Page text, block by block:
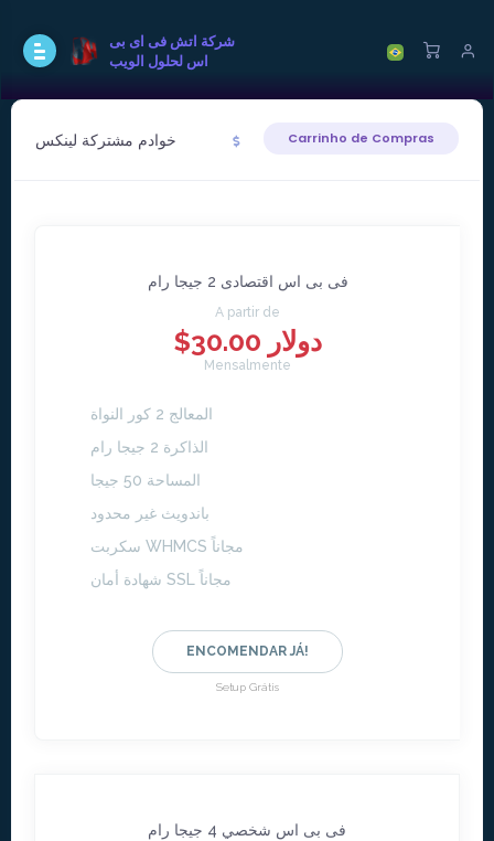
شركة اتش فى اى بى
اس لحلول الويب
خوادم مشتركة لينكس Carrinho de Compras
فى بى اس اقتصادى 2 جيجا رام
A partir de
$30.00 دولار
Mensalmente
المعالج 2 كور النواة
الذاكرة 2 جيجا رام
المساحة 50 جيجا
باندويث غير محدود
سكربت WHMCS مجاناً
شهادة أمان SSL مجاناً
ENCOMENDAR JÁ!
Setup Grátis
فى بى اس شخصي 4 جيجا رام